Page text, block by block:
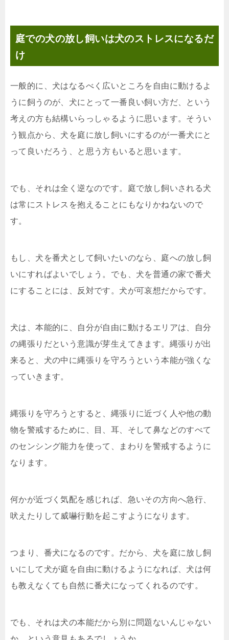
庭での犬の放し飼いは犬のストレスになるだ
け
一般的に、犬はなるべく広いところを自由に動けるよ
うに飼うのが、犬にとって一番良い飼い方だ、という
考えの方も結構いらっしゃるように思います。そうい
う観点から、犬を庭に放し飼いにするのが一番犬にと
って良いだろう、と思う方もいると思います。
でも、それは全く逆なのです。庭で放し飼いされる犬
は常にストレスを抱えることにもなりかねないので
す。
もし、犬を番犬として飼いたいのなら、庭への放し飼
いにすればよいでしょう。でも、犬を普通の家で番犬
にすることには、反対です。犬が可哀想だからです。
犬は、本能的に、自分が自由に動けるエリアは、自分
の縄張りだという意識が芽生えてきます。縄張りが出
来ると、犬の中に縄張りを守ろうという本能が強くな
っていきます。
縄張りを守ろうとすると、縄張りに近づく人や他の動
物を警戒するために、目、耳、そして鼻などのすべて
のセンシング能力を使って、まわりを警戒するように
なります。
何かが近づく気配を感じれば、急いその方向へ急行、
吠えたりして威嚇行動を起こすようになります。
つまり、番犬になるのです。だから、犬を庭に放し飼
いにして犬が庭を自由に動けるようになれば、犬は何
も教えなくても自然に番犬になってくれるのです。
でも、それは犬の本能だから別に問題ないんじゃない